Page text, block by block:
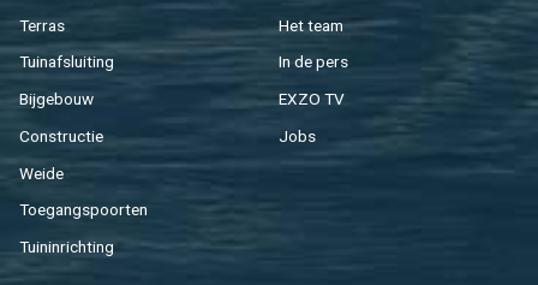
Ter­ras
Tuin­af­slui­ting
Bij­ge­bouw
Con­struc­tie
Weide
Toe­gangs­poor­ten
Tuin­in­rich­ting
Het team
In de pers
EXZO TV
Jobs